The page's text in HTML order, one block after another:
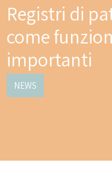
Registri di
come
importanti
NEWS